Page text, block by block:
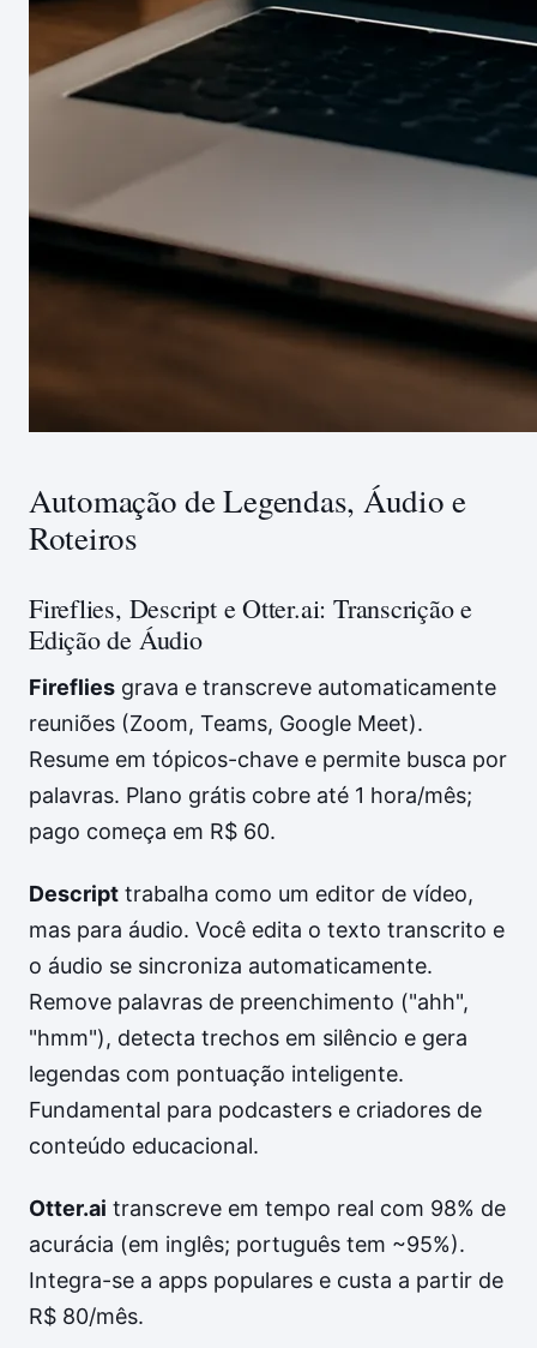
Automação de Legendas, Áudio e
Roteiros
Fireflies, Descript e Otter.ai: Transcrição e
Edição de Áudio
Fireflies grava e transcreve automaticamente
reuniões (Zoom, Teams, Google Meet).
Resume em tópicos-chave e permite busca por
palavras. Plano grátis cobre até 1 hora/mês;
pago começa em R$ 60.
Descript trabalha como um editor de vídeo,
mas para áudio. Você edita o texto transcrito e
o áudio se sincroniza automaticamente.
Remove palavras de preenchimento ("ahh",
"hmm"), detecta trechos em silêncio e gera
legendas com pontuação inteligente.
Fundamental para podcasters e criadores de
conteúdo educacional.
Otter.ai transcreve em tempo real com 98% de
acurácia (em inglês; português tem ~95%).
Integra-se a apps populares e custa a partir de
R$ 80/mês.